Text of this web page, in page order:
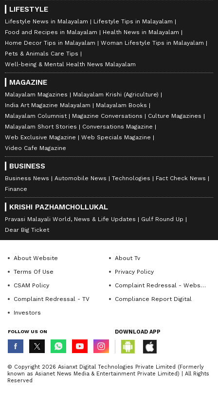
LIFESTYLE
Lifestyle News in Malayalam
Lifestyle Tips in Malayalam
Food and Recipes in Malayalam
Health News in Malayalam
Home Decor Tips in Malayalam
Woman Lifestyle Tips in Malayalam
Pets & Animals Care Tips
Well-being & Mental Health News Malayalam
MAGAZINE
Malayalam Magazines
Malayalam Krishi (Agriculture)
India Art Magazine Malayalam
Malayalam Books
Malayalam Columnist
Magazine Conversations
Culture Magazines
Malayalam Short Stories
Conversations Magazine
Web Exclusive Magazine
Web Specials Magazine
Video Cafe Magazine
BUSINESS
Business News Automobile News Technologies
Fact Check News
Finance
KRISHI PAZHAMCHOLLUKAL
Pravasi Malayali World, News & Life Updates
Gulf Round Up
Dear Big Ticket
About Website
About Tv
Terms Of Use
Privacy Policy
CSAM Policy
Complaint Redressal - Website
Complaint Redressal - TV
Compliance Report Digital
Investors
FOLLOW US ON DOWNLOAD APP
© Copyright 2026 Asianxt Digital Technologies Private Limited (Formerly
known as Asianet News Media & Entertainment Private Limited) | All Rights
Reserved